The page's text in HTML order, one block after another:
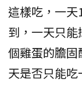
這樣吃，一
到，一天只
個雞蛋的膽
天是否只能吃